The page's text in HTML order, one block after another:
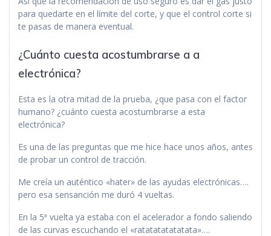
para quedarte en el límite del corte, y que el control corte si
te pasas de manera eventual.
¿Cuánto cuesta acostumbrarse a a
electrónica?
Esta es la otra mitad de la prueba, ¿que pasa con el factor
humano? ¿cuánto cuesta acostumbrarse a esta
electrónica?
Es una de las preguntas que me hice hace unos años, antes
de probar un control de tracción.
Me creía un auténtico «hater» de las ayudas electrónicas….
pero esa sensanción me duró 4 vueltas.
En la 5ª vuelta ya estaba con el acelerador a fondo saliendo
de las curvas escuchando el «ratatatatatatata»….